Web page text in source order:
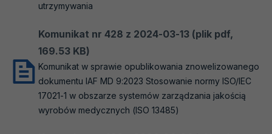
utrzymywania
Komunikat nr 428 z 2024-03-13 (plik pdf,
169.53 KB)
Komunikat w sprawie opublikowania znowelizowanego
dokumentu IAF MD 9:2023 Stosowanie normy ISO/IEC
17021-1 w obszarze systemów zarządzania jakością
wyrobów medycznych (ISO 13485)